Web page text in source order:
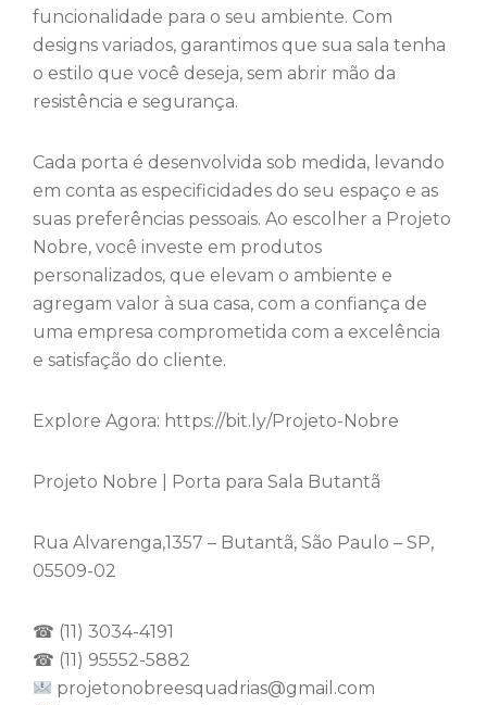
funcionalidade para o seu ambiente. Com
designs variados, garantimos que sua sala tenha
o estilo que você deseja, sem abrir mão da
resistência e segurança.
Cada porta é desenvolvida sob medida, levando
em conta as especificidades do seu espaço e as
suas preferências pessoais. Ao escolher a Projeto
Nobre, você investe em produtos
personalizados, que elevam o ambiente e
agregam valor à sua casa, com a confiança de
uma empresa comprometida com a excelência
e satisfação do cliente.
Explore Agora: https://bit.ly/Projeto-Nobre
Projeto Nobre | Porta para Sala Butantã
Rua Alvarenga,1357 – Butantã, São Paulo – SP,
05509-02
☎ (11) 3034-4191
☎ (11) 95552-5882
projetonobreesquadrias@gmail.com